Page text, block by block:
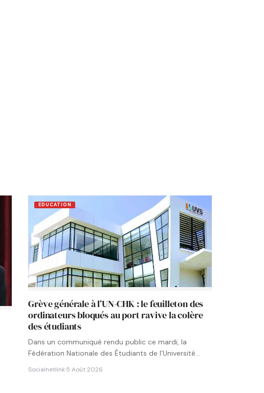
EDUCATION
Grève générale à l’UN-CHK : le feuilleton des
ordinateurs bloqués au port ravive la colère
des étudiants
Dans un communiqué rendu public ce mardi, la
Fédération Nationale des Étudiants de l’Université
Socialnetlink·5 Août 2026